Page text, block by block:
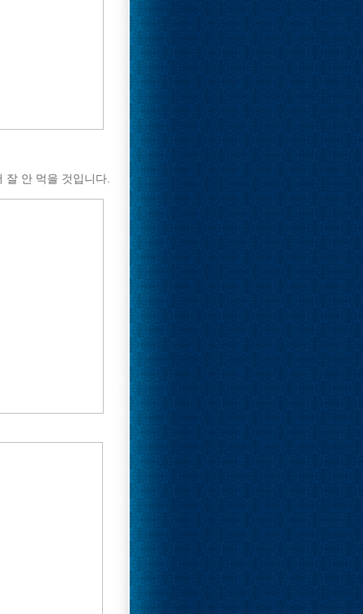
안 먹을 것입니다.